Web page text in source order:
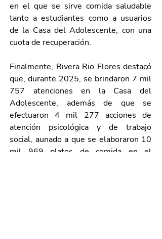
en el que se sirve comida saludable
tanto a estudiantes como a usuarios
de la Casa del Adolescente, con una
cuota de recuperación.
Finalmente, Rivera Rio Flores destacó
que, durante 2025, se brindaron 7 mil
757 atenciones en la Casa del
Adolescente, además de que se
efectuaron 4 mil 277 acciones de
atención psicológica y de trabajo
social, aunado a que se elaboraron 10
mil 969 platos de comida en el